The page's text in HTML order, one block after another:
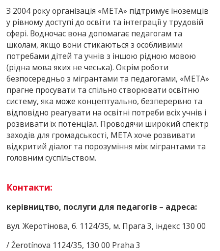
З 2004 року організація «МЕТА» підтримує іноземців
у рівному доступі до освіти та інтеграції у трудовій
сфері. Водночас вона допомагає педагогам та
школам, якщо вони стикаються з особливими
потребами дітей та учнів з іншою рідною мовою
(рідна мова яких не чеська). Окрім роботи
безпосередньо з мігрантами та педагогами, «МЕТА»
прагне просувати та спільно створювати освітню
систему, яка може концептуально, безперервно та
відповідно реагувати на освітні потреби всіх учнів і
розвивати їх потенціал. Проводячи широкий спектр
заходів для громадськості, МЕТА хоче розвивати
відкритий діалог та порозуміння між мігрантами та
головним суспільством.
Контакти:
керівництво, послуги для педагогів – адреса:
вул. Жеротінова, б. 1124/35, м. Прага 3, індекс 130 00
/ Žerotínova 1124/35, 130 00 Praha 3